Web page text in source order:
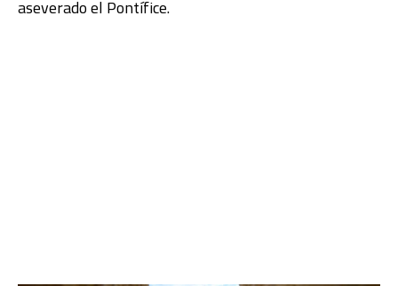
aseverado el Pontífice.